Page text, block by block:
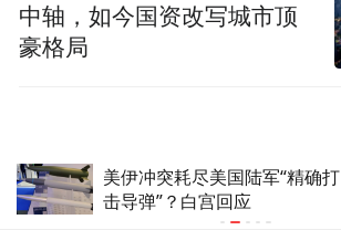
美伊冲突耗尽美国陆军“精确打
击导弹”？白宫回应
中轴，如今国资改写城市顶
豪格局